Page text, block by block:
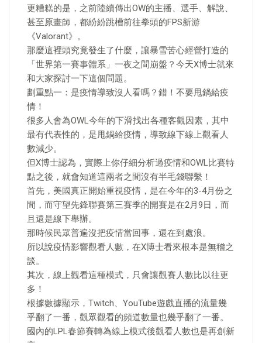
更糟糕的是，之前陸續傳出OW的主播、選手、解說、
甚至原畫師，都紛紛跳槽前往拳頭的FPS新游
《Valorant》。
那麼這裡頭究竟發生了什麼，讓暴雪苦心經營打造的
「世界第一賽事體系」一夜之間崩盤？今天X博士就來
和大家探討一下這個問題。
劃重點一：是疫情導致沒人看嗎？錯！不要甩鍋給疫
情！
很多人會為OWL今年的下滑找出各種客觀因素，其中
最有代表性的，是甩鍋給疫情，導致線下線上觀看人
數減少。
但X博士認為，實際上你仔細分析過疫情和OWL比賽特
點之後，就會知道這兩者之間沒有半毛錢聯繫！
首先，美國真正開始重視疫情，是在今年的3-4月份之
間，而守望先鋒聯賽第三賽季的開賽是在2月9日，而
且還是線下舉辦。
那時候民眾普遍沒把疫情當回事，還在到處浪。
所以說疫情影響觀看人數，在X博士看來根本是無稽之
談。
其次，線上觀看這種模式，只會讓觀賽人數比以往更
多！
根據數據顯示，Twitch、YouTube遊戲直播的流量幾
乎翻了一番，觀眾觀看的頻道數量也幾乎翻了一番。
國內的LPL春節賽轉為線上模式後觀看人數也是再創新